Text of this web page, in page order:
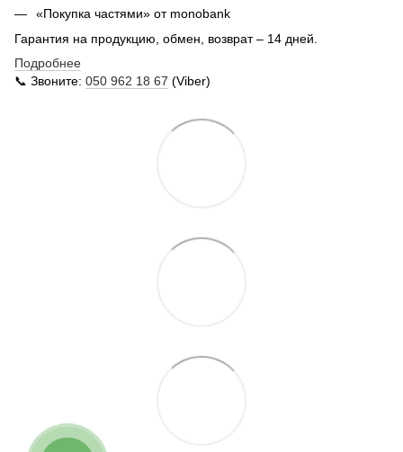
«Покупка частями» от monobank
Гарантия на продукцию, обмен, возврат – 14 дней.
Подробнее
📞 Звоните: 050 962 18 67 (Viber)